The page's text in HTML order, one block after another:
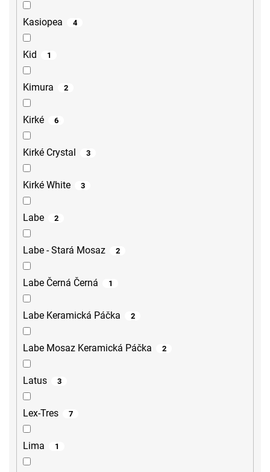
Kasiopea 4
Kid 1
Kimura 2
Kirké 6
Kirké Crystal 3
Kirké White 3
Labe 2
Labe - Stará Mosaz 2
Labe Černá Černá 1
Labe Keramická Páčka 2
Labe Mosaz Keramická Páčka 2
Latus 3
Lex-Tres 7
Lima 1